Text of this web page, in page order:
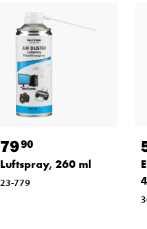
7990
Luftspray, 260 ml
23-779